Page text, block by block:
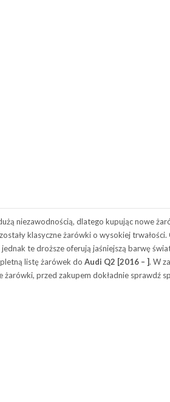
niezawodnością, dlatego kupując nowe
klasyczne żarówki o wysokiej trwałości.
te droższe oferują jaśniejszą barwę
listę żarówek do Audi Q2 [2016 – ]. W
żarówki, przed zakupem dokładnie sprawdź